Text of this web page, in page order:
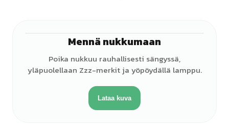
Mennä nukkumaan
Poika nukkuu rauhallisesti sängyssä,
yläpuolellaan Zzz-merkit ja yöpöydällä lamppu.
Lataa kuva